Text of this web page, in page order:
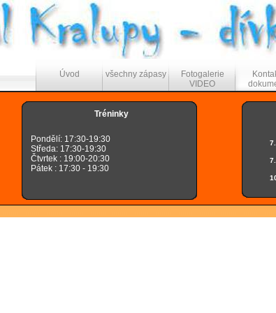
Úvod všechny zápasy
Fotogalerie
VIDEO
Tréninky
Pondělí: 17:30-19:30
Středa: 17:30-19:30
Čtvrtek : 19:00-20:30
Pátek : 17:30 - 19:30